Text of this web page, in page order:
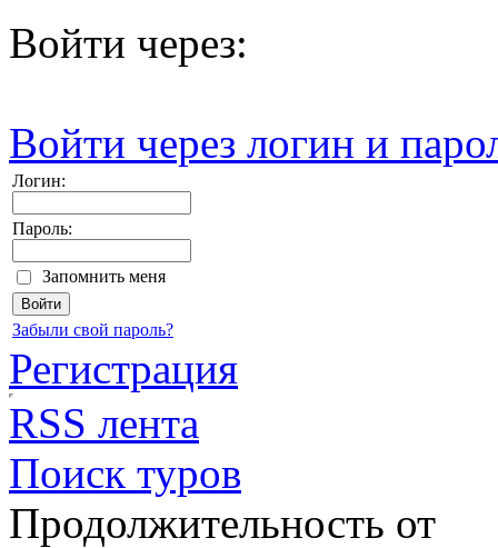
Войти через:
Войти через логин и
Логин:
Пароль:
Запомнить меня
Забыли свой пароль?
Регистрация
RSS лента
Поиск туров
Продолжительность от